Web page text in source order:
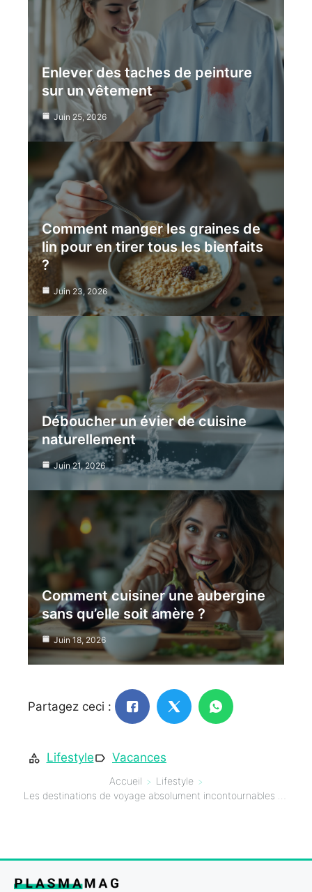
Enlever des taches de peinture
sur un vêtement
Juin 25, 2026
Comment manger les graines de
lin pour en tirer tous les bienfaits
?
Juin 23, 2026
Déboucher un évier de cuisine
naturellement
Juin 21, 2026
Comment cuisiner une aubergine
sans qu’elle soit amère ?
Juin 18, 2026
Partagez ceci :
Lifestyle Vacances
Accueil
Lifestyle